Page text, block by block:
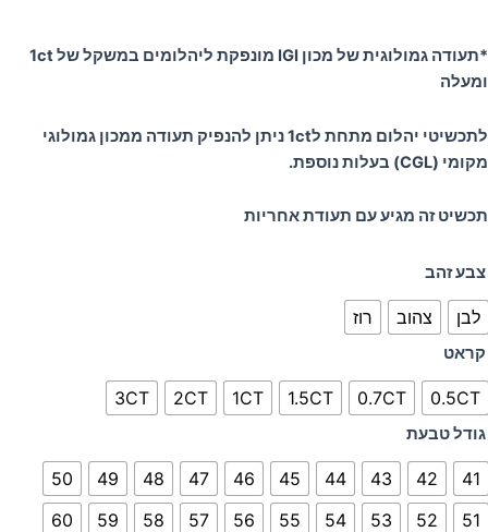
*תעודה גמולוגית של מכון IGI מונפקת ליהלומים במשקל של 1ct
ומעלה
לתכשיטי יהלום מתחת ל1ct ניתן להנפיק תעודה ממכון גמולוגי
מקומי (CGL) בעלות נוספת.
תכשיט זה מגיע עם תעודת אחריות
צבע זהב
לבן צהוב רוז
קראט
0.5CT
0.7CT
1.5CT
1CT
2CT
3CT
גודל טבעת
41
42
43
44
45
46
47
48
49
50
51
52
53
54
55
56
57
58
59
60
כמות
של
טבעת
טיפה